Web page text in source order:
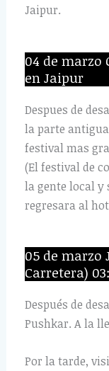
Jaipur.
04 de marzo
en Jaipur
Despues de
la parte
festival mas
(El festival de
la gente local y
regresara al
05 de marzo
Carretera)
Después de
Pushkar. A la
Por la tarde,